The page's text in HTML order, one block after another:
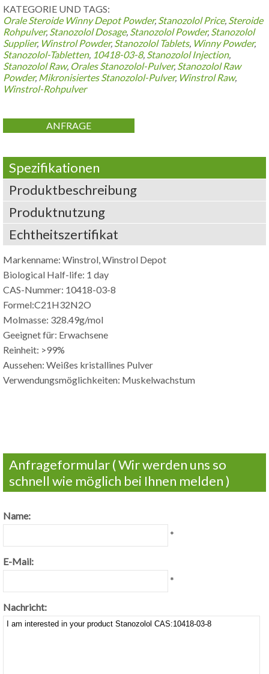
KATEGORIE UND TAGS:
Orale Steroide Winny Depot Powder, Stanozolol Price, Steroide
Rohpulver, Stanozolol Dosage, Stanozolol Powder, Stanozolol
Supplier, Winstrol Powder, Stanozolol Tablets, Winny Powder,
Stanozolol-Tabletten, 10418-03-8, Stanozolol Injection,
Stanozolol Raw, Orales Stanozolol-Pulver, Stanozolol Raw
Powder, Mikronisiertes Stanozolol-Pulver, Winstrol Raw,
Winstrol-Rohpulver
ANFRAGE
Spezifikationen
Produktbeschreibung
Produktnutzung
Echtheitszertifikat
Markenname: Winstrol,Winstrol Depot
Biological Half-life: 1 day
CAS-Nummer: 10418-03-8
Formel:C21H32N2O
Molmasse: 328.49g/mol
Geeignet für: Erwachsene
Reinheit: >99%
Aussehen: Weißes kristallines Pulver
Verwendungsmöglichkeiten: Muskelwachstum
Anfrageformular ( Wir werden uns so
schnell wie möglich bei Ihnen melden )
Name:
*
E-Mail:
*
Nachricht: